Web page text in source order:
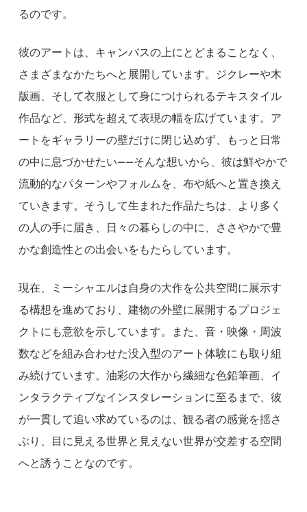
るのです。
彼のアートは、キャンバスの上にとどまることなく、
さまざまなかたちへと展開しています。ジクレーや木
版画、そして衣服として身につけられるテキスタイル
作品など、形式を超えて表現の幅を広げています。ア
ートをギャラリーの壁だけに閉じ込めず、もっと日常
の中に息づかせたい——そんな想いから、彼は鮮やかで
流動的なパターンやフォルムを、布や紙へと置き換え
ていきます。そうして生まれた作品たちは、より多く
の人の手に届き、日々の暮らしの中に、ささやかで豊
かな創造性との出会いをもたらしています。
現在、ミーシャエルは自身の大作を公共空間に展示す
る構想を進めており、建物の外壁に展開するプロジェ
クトにも意欲を示しています。また、音・映像・周波
数などを組み合わせた没入型のアート体験にも取り組
み続けています。油彩の大作から繊細な色鉛筆画、イ
ンタラクティブなインスタレーションに至るまで、彼
が一貫して追い求めているのは、観る者の感覚を揺さ
ぶり、目に見える世界と見えない世界が交差する空間
へと誘うことなのです。